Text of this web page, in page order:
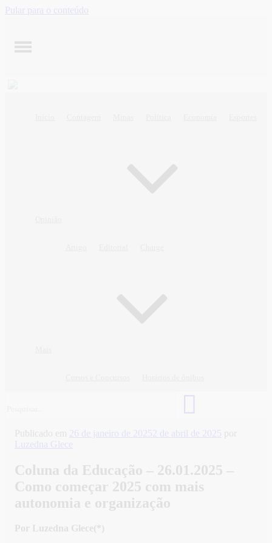
Pular para o conteúdo
Publicado em 26 de janeiro de 2025 2 de abril de 2025 por
Luzedna Glece
Coluna da Educação – 26.01.2025 –
Como começar 2025 com mais
autonomia e organização
Por Luzedna Glece(*)